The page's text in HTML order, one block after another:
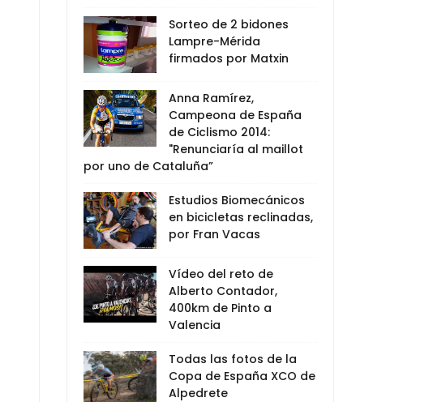
Sorteo de 2 bidones
Lampre-Mérida
firmados por Matxin
Anna Ramírez,
Campeona de España
de Ciclismo 2014:
"Renunciaría al maillot
por uno de Cataluña”
Estudios Biomecánicos
en bicicletas reclinadas,
por Fran Vacas
Vídeo del reto de
Alberto Contador,
400km de Pinto a
Valencia
Todas las fotos de la
Copa de España XCO de
Alpedrete